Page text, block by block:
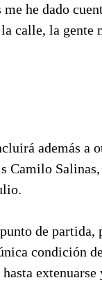
he dado
calle, la gente
además a
Camilo
de partida,
condición
extenuarse